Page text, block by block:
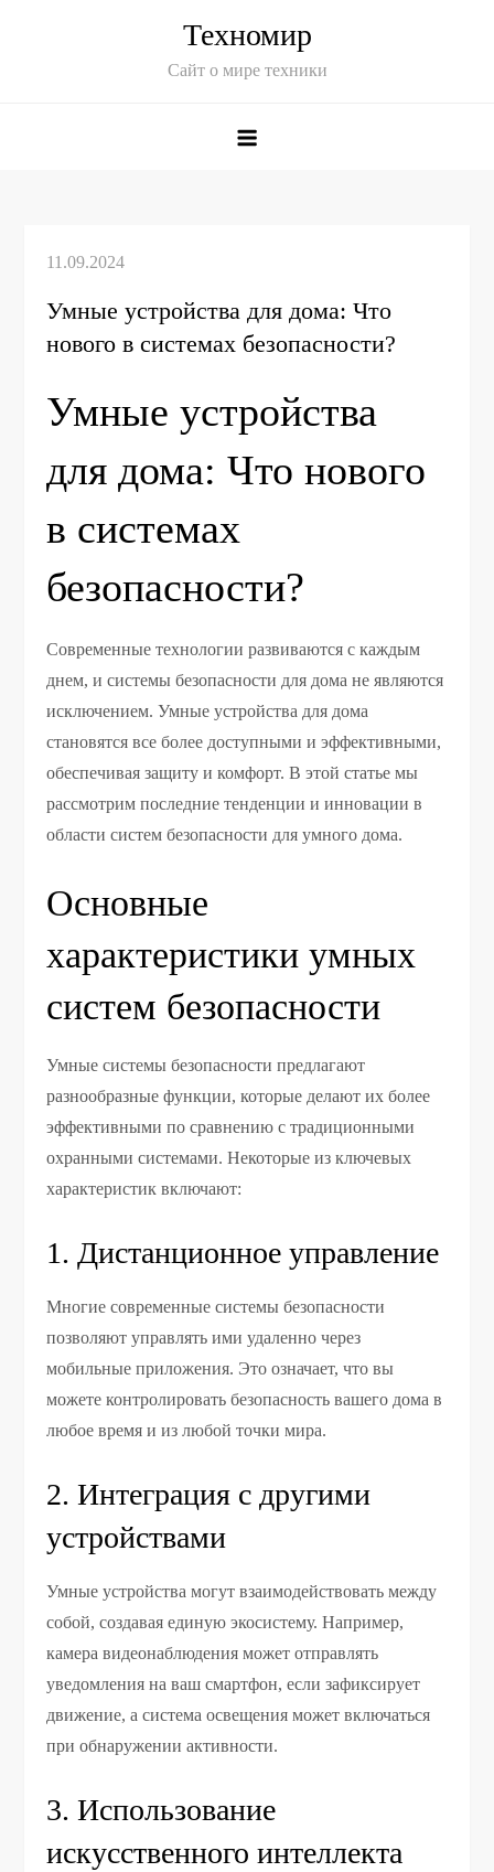
Техномир
Сайт о мире техники
Умные устройства для дома: Что
нового в системах безопасности?
Умные устройства
для дома: Что нового
в системах
безопасности?
Современные технологии развиваются с каждым
днем, и системы безопасности для дома не являются
исключением. Умные устройства для дома
становятся все более доступными и эффективными,
обеспечивая защиту и комфорт. В этой статье мы
рассмотрим последние тенденции и инновации в
области систем безопасности для умного дома.
Основные
характеристики умных
систем безопасности
Умные системы безопасности предлагают
разнообразные функции, которые делают их более
эффективными по сравнению с традиционными
охранными системами. Некоторые из ключевых
характеристик включают:
1. Дистанционное управление
Многие современные системы безопасности
позволяют управлять ими удаленно через
мобильные приложения. Это означает, что вы
можете контролировать безопасность вашего дома в
любое время и из любой точки мира.
2. Интеграция с другими
устройствами
Умные устройства могут взаимодействовать между
собой, создавая единую экосистему. Например,
камера видеонаблюдения может отправлять
уведомления на ваш смартфон, если зафиксирует
движение, а система освещения может включаться
при обнаружении активности.
3. Использование
искусственного интеллекта